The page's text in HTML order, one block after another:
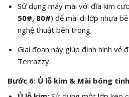
Sử dụng máy mài với đĩa kim
50#, 80#) để mài đi lớp nhựa
nghệ thuật bên trong.
Giai đoạn này giúp định hình vẻ
Terrazzy.
Bước 6: Ủ lỗ kim & Mài bóng